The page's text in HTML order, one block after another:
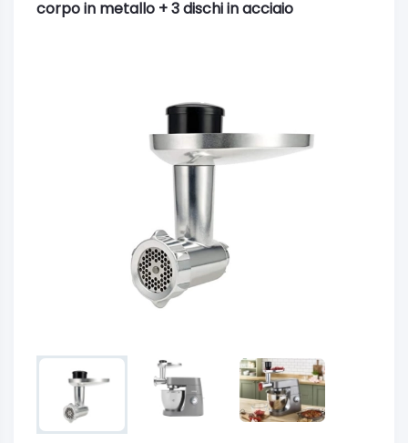
corpo in metallo + 3 dischi in acciaio